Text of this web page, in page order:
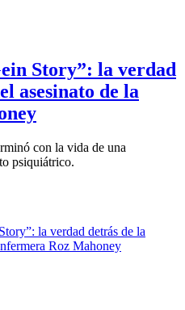
Story”: la verdad
asesinato de la
con la vida de una
psiquiátrico.